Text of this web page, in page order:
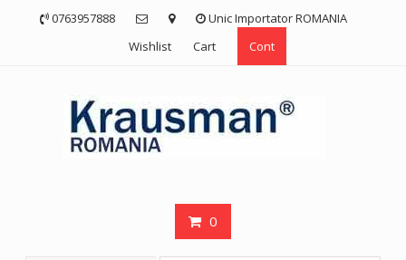
0763957888
Unic Importator ROMANIA
Wishlist
Cart Cont
0